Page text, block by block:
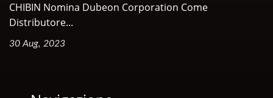
CHIBIN Nomina Dubeon Corporation Come
Distributore...
30 Aug, 2023